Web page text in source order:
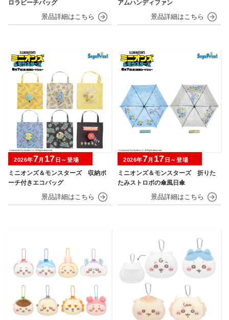
ロラビーチバッグ
アムハンディファン
ミニオンズ＆モンスターズ 収納ポ
ーチ付きエコバッグ
2026年7月 17 日～登場
ミニオンズ＆モンスターズ 折りた
たみストロボの傘風日傘
2026年7月 17 日～登場